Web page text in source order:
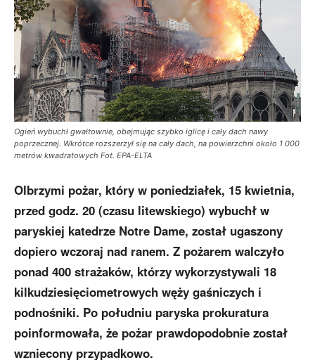
Ogień wybuchł gwałtownie, obejmując szybko iglicę i cały dach nawy
poprzecznej. Wkrótce rozszerzył się na cały dach, na powierzchni około 1 000
metrów kwadratowych Fot. EPA-ELTA
Olbrzymi pożar, który w poniedziałek, 15 kwietnia,
przed godz. 20 (czasu litewskiego) wybuchł w
paryskiej katedrze Notre Dame, został ugaszony
dopiero wczoraj nad ranem. Z pożarem walczyło
ponad 400 strażaków, którzy wykorzystywali 18
kilkudziesięciometrowych węży gaśniczych i
podnośniki. Po południu paryska prokuratura
poinformowała, że pożar prawdopodobnie został
wzniecony przypadkowo.